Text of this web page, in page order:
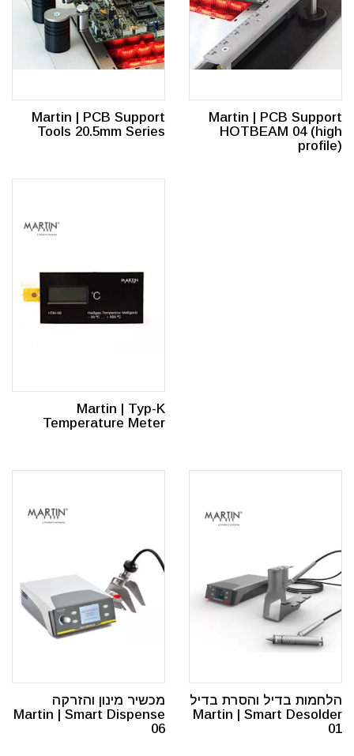
Martin | PCB Support
HOTBEAM 04 (high
profile)
Martin | PCB Support
Tools 20.5mm Series
Martin | Typ-K
Temperature Meter
הלחמות בדיל והסרת בדיל
Martin | Smart Desolder
01
מכשיר מינון והזרקה
Martin | Smart Dispense
06